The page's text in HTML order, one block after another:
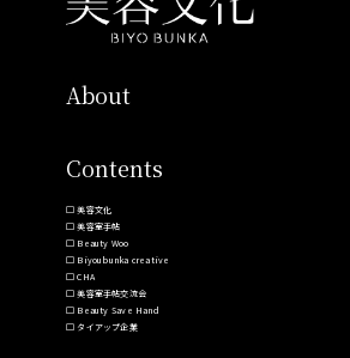
About
Contents
美容文化
美容室手帖
Beauty Woo
Biyoubunka creative
CHA
美容室手帖交流会
Beauty Save Hand
タイアップ企業